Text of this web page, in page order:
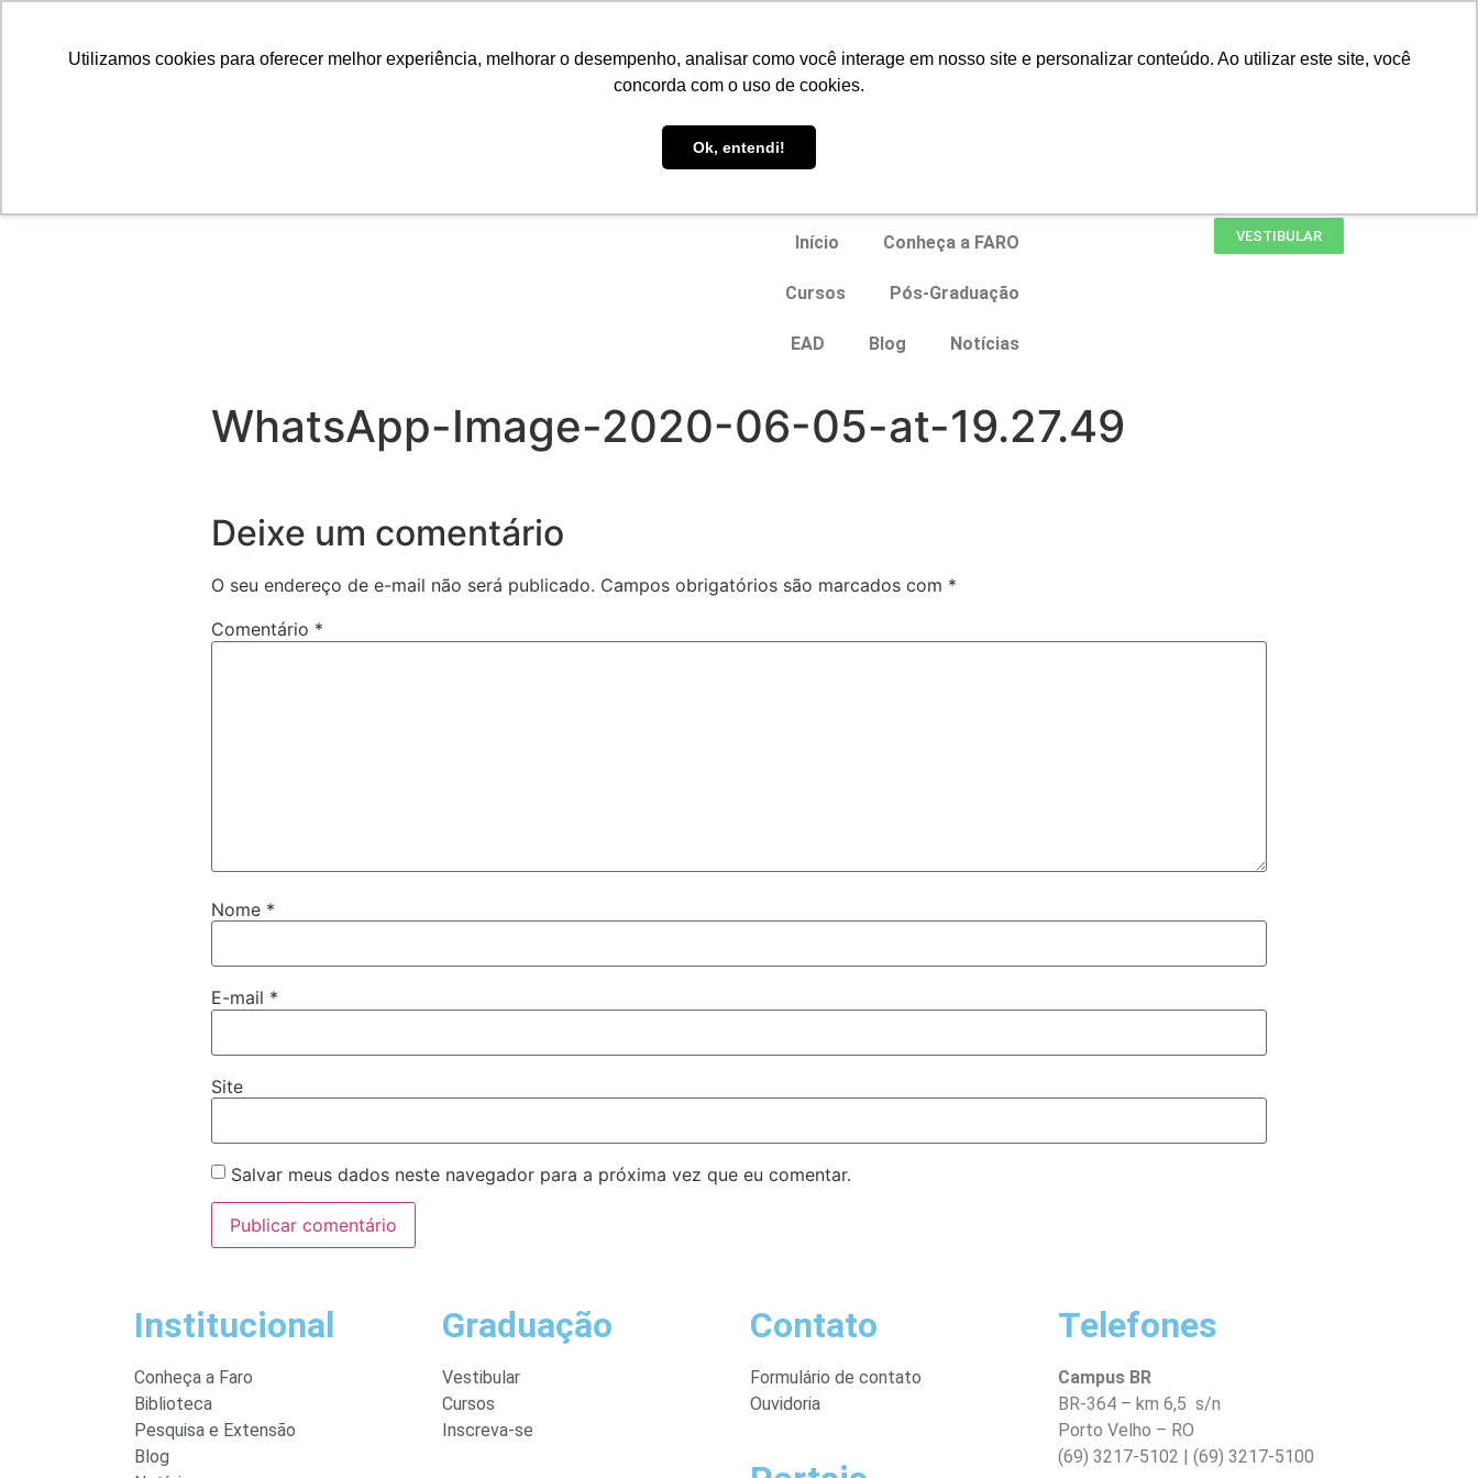
Utilizamos cookies para oferecer melhor experiência, melhorar o desempenho, analisar como você interage em nosso site e personalizar conteúdo. Ao utilizar este site, você
concorda com o uso de cookies.
Ok, entendi!
Início Conheça a FARO
Cursos Pós-Graduação
EAD Blog Notícias
VESTIBULAR
WhatsApp-Image-2020-06-05-at-19.27.49
Deixe um comentário
O seu endereço de e-mail não será publicado. Campos obrigatórios são marcados com *
Comentário *
Nome *
E-mail *
Site
Salvar meus dados neste navegador para a próxima vez que eu comentar.
Institucional
Conheça a Faro
Biblioteca
Pesquisa e Extensão
Blog
Graduação
Vestibular
Cursos
Inscreva-se
Contato
Formulário de contato
Ouvidoria
Telefones
Campus BR
BR-364 – km 6,5 s/n
Porto Velho – RO
(69) 3217-5102 | (69) 3217-5100